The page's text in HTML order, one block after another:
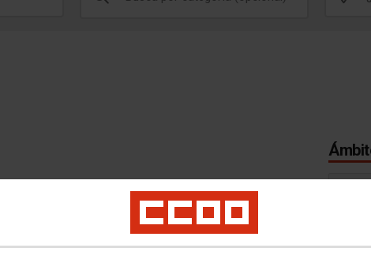
general para afiliado/a y tres acompañantes.
el
certificado de afiliación.o bien a
al logarte como persona afiliada en en
tu código de descuento o enlace exclusivo'